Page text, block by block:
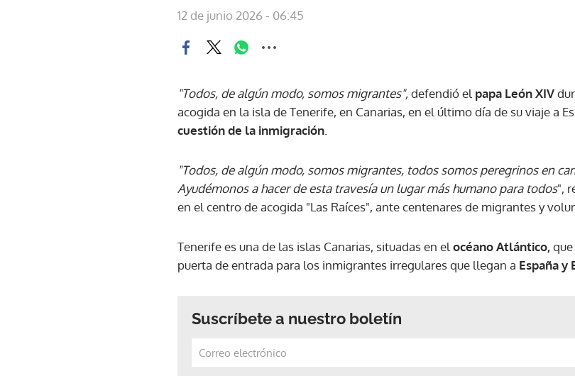
12 de junio 2026 - 06:45
"Todos, de algún modo, somos migrantes",defendió el papa León XIV
acogida en la isla de Tenerife, en Canarias, en el último día de su viaje a
cuestión de la inmigración
"Todos, de algún modo, somos migrantes, todos somos peregrinos en
Ayudémonos a hacer de esta travesía un lugar más humano para todos",
en el centro de acogida "Las Raíces", ante centenares de migrantes y
Tenerife es una de las islas Canarias, situadas en el océano Atlántico,
puerta de entrada para los inmigrantes irregulares que llegan a España y
Suscríbete a nuestro boletín